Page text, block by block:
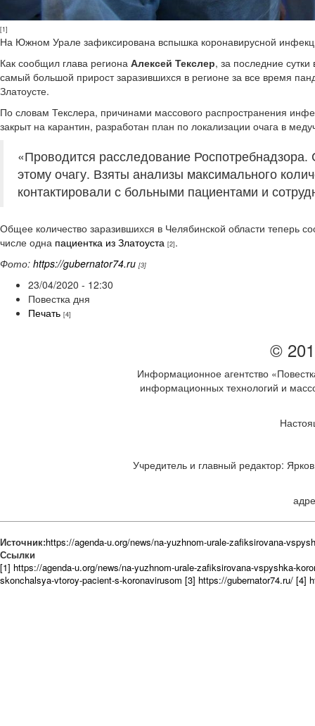
[1]
На Южном Урале зафиксирована вспышка коронавирусной
Как сообщил глава региона Алексей Текслер, за последние
самый большой прирост заразившихся в регионе за все время
Златоусте.
По словам Текслера, причинами массового распространения
закрыт на карантин, разработан план по локализации очага в
«Проводится расследование
этому очагу. Взяты анализы максимального
контактировали с больными пациентами и
Общее количество заразившихся в Челябинской области теперь
числе одна пациентка из Златоуста [2].
Фото: https://gubernator74.ru [3]
23/04/2020 - 12:30
Повестка дня
Печать [4]
©
Информационное агентство
информационных технологий и
Учредитель и главный редактор:
Источник:https://agenda-u.org/news/na-yuzhnom-urale-zafiksirovana-
Ссылки
[1] https://agenda-u.org/news/na-yuzhnom-urale-zafiksirovana-vspyshka-
skonchalsya-vtoroy-pacient-s-koronavirusom [3] https://gubernator74.ru/ [4]